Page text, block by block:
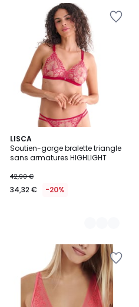
LISCA
Soutien-gorge bralette triangle
sans armatures HIGHLIGHT
42,90 €
34,32 € -20%
2
Couleurs